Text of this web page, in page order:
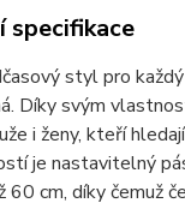
specifikace
styl pro
Díky svým
i ženy, kteří
je nastavitelný
60 cm, díky čemuž